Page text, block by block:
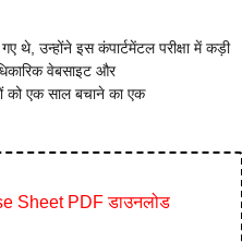
थे, उन्होंने इस कंपार्टमेंटल परीक्षा में कड़ी
वेबसाइट और
को एक साल बचाने का एक
Sheet PDF डाउनलोड